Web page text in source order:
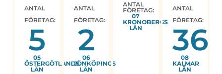
ANTAL
FÖRETAG:
5
05
ÖSTERGÖTLANDS
LÄN
ANTAL
FÖRETAG:
2
06
JÖNKÖPINGS
LÄN
ANTAL
FÖRETAG:
07
KRONOBERGS
LÄN
ANTAL
FÖRETAG:
36
08
KALMAR
LÄN